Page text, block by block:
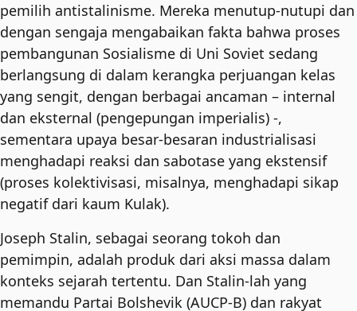
pemilih antistalinisme. Mereka menutup-nutupi dan
dengan sengaja mengabaikan fakta bahwa proses
pembangunan Sosialisme di Uni Soviet sedang
berlangsung di dalam kerangka perjuangan kelas
yang sengit, dengan berbagai ancaman – internal
dan eksternal (pengepungan imperialis) -,
sementara upaya besar-besaran industrialisasi
menghadapi reaksi dan sabotase yang ekstensif
(proses kolektivisasi, misalnya, menghadapi sikap
negatif dari kaum Kulak).
Joseph Stalin, sebagai seorang tokoh dan
pemimpin, adalah produk dari aksi massa dalam
konteks sejarah tertentu. Dan Stalin-lah yang
memandu Partai Bolshevik (AUCP-B) dan rakyat